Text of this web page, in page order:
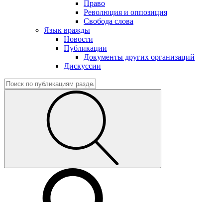
Право
Революция и оппозиция
Свобода слова
Язык вражды
Новости
Публикации
Документы других организаций
Дискуссии